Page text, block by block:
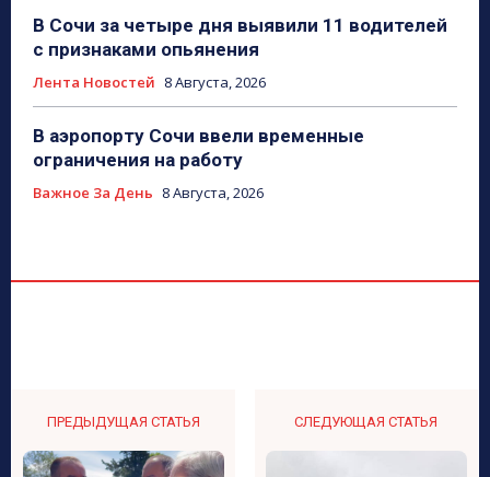
В Сочи за четыре дня выявили 11 водителей
с признаками опьянения
Лента Новостей 8 Августа, 2026
В аэропорту Сочи ввели временные
ограничения на работу
Важное За День 8 Августа, 2026
ПРЕДЫДУЩАЯ СТАТЬЯ СЛЕДУЮЩАЯ СТАТЬЯ